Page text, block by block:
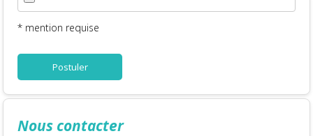
* mention requise
Postuler
Nous contacter